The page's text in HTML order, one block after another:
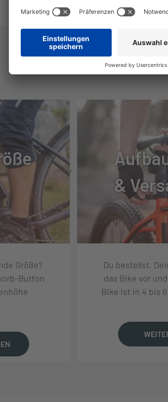
SHIMANO CUES U4000-2
SHIMANO CUES U4000
SHIMANO CS-LG300, 11-36 T
SUNRACE CN11A
SHOX JUDY TK
ROCKSHOX
MERIDA CC, 17 MM INNER WIDTH, ALUMINIUM
Größe?
Button
&
Du bestellst,
das Bike vor
Bike ist in 4 bis